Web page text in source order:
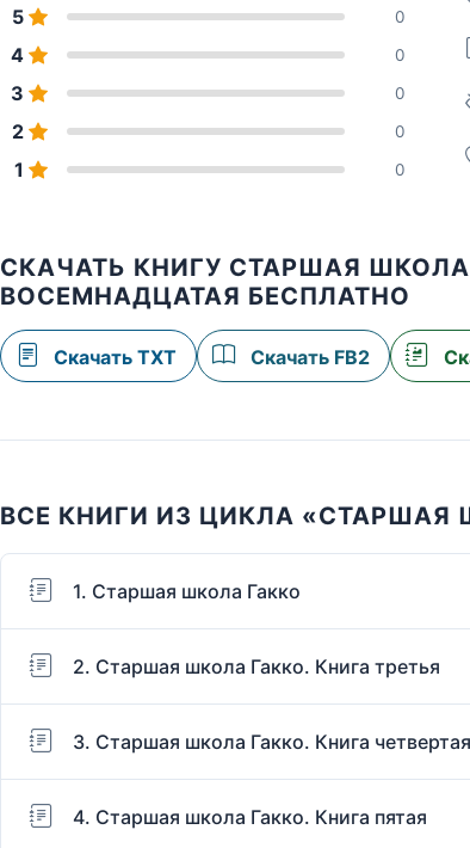
5 0
4 0
3 0
2 0
1 0
СКАЧАТЬ КНИГУ СТАРШАЯ ШКОЛА
ВОСЕМНАДЦАТАЯ БЕСПЛАТНО
Скачать TXT Скачать FB2
ВСЕ КНИГИ ИЗ ЦИКЛА «СТАРШАЯ
1. Старшая школа Гакко
2. Старшая школа Гакко. Книга третья
3. Старшая школа Гакко. Книга четвертая
4. Старшая школа Гакко. Книга пятая